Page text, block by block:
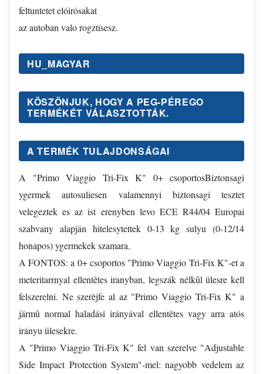
feltuntetet elóirósakat
az autoban valo rogztísesz.
HU_MAGYAR
KÖSZÖNJUK, HOGY A PEG-PÉREGO
TERMÉKÉT VÁLASZTOTTÁK.
A TERMÉK TULAJDONSÁGAI
A "Primo Viaggio Tri-Fix K" 0+ csoportosBiztonsagi
ygermek autosuliesen valamennyi biztonsagi tesztet
velegeztek es az ist erenyben levo ECE R44/04 Europai
szabvany alapjän hitelesytettek 0-13 kg sulyu (0-12/14
honapos) ygermekek szamara.
A FONTOS: a 0+ csoportos "Primo Viaggio Tri-Fix K"-et a
meteritarrnyal ellentêtes iranyban, legszák nélkūl ülesre kell
felszerelni. Ne szerèjfe al az "Primo Viaggio Tri-Fix K" a
järmū normal haladási irányával ellentêtes vagy arra atós
irányu ülesekre.
A "Primo Viaggio Tri-Fix K" fel van szerelve "Adjustable
Side Impact Protection System"-mel: nagyobb vedelem az